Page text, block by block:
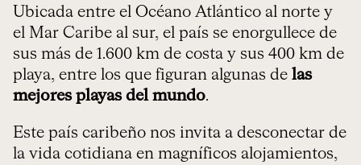
Ubicada entre el Océano Atlántico al norte y
el Mar Caribe al sur, el país se enorgullece de
sus más de 1.600 km de costa y sus 400 km de
playa, entre los que figuran algunas de las
mejores playas del mundo.
Este país caribeño nos invita a desconectar de
la vida cotidiana en magníficos alojamientos,